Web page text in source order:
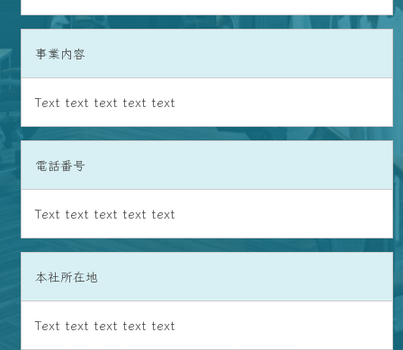
事業内容
Text text text text text
電話番号
Text text text text text
本社所在地
Text text text text text